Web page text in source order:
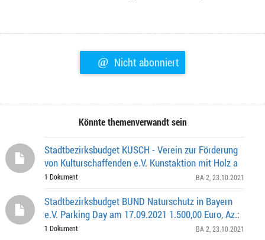
@ Nicht abonniert
Könnte themenverwandt sein
Stadtbezirksbudget KUSCH - Verein zur Förderung
von Kulturschaffenden e.V. Kunstaktion mit Holz a
1 Dokument BA 2 , 23.10.2021
Stadtbezirksbudget BUND Naturschutz in Bayern
e.V. Parking Day am 17.09.2021 1.500,00 Euro, Az.:
1 Dokument BA 2 , 23.10.2021